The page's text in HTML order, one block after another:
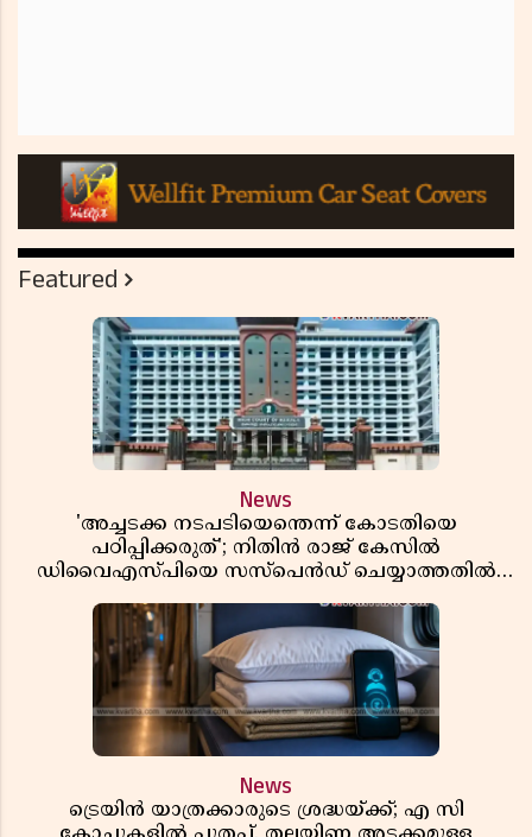
Featured
News
'അച്ചടക്ക നടപടിയെന്തെന്ന് കോടതിയെ
പഠിപ്പിക്കരുത്'; നിതിൻ രാജ് കേസിൽ
ഡിവൈഎസ്പിയെ സസ്പെൻഡ് ചെയ്യാത്തതിൽ
News
ട്രെയിൻ യാത്രക്കാരുടെ ശ്രദ്ധയ്ക്ക്; എ സി